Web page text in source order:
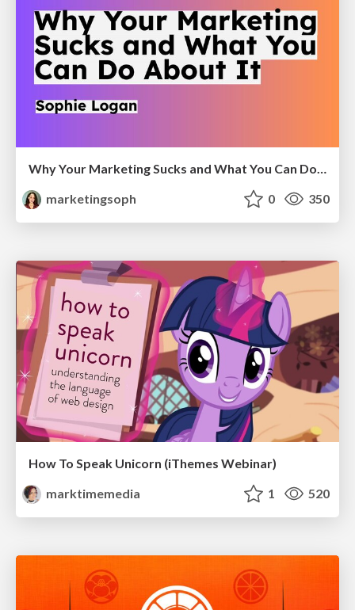
Why Your Marketing Sucks and What You Can Do About It - Sophie Logan
marketingsoph
0 350
How To Speak Unicorn (iThemes Webinar)
marktimemedia
1 520